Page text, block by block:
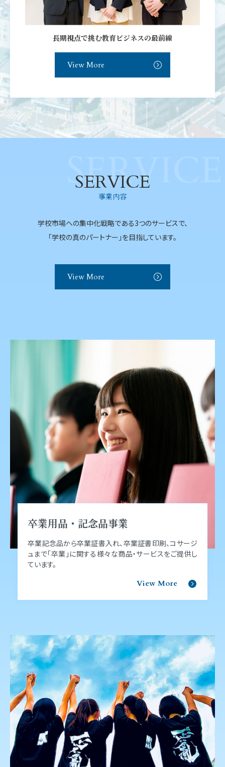
長期視点で挑む教育ビジネスの最前線
View More
SERVICE
SERVICE
事業内容
学校市場への集中化戦略である3つのサービスで、
「学校の真のパートナー」を目指しています。
View More
卒業用品・記念品事業
卒業記念品から卒業証書⼊れ、卒業証書印刷、コサージ
ュまで「卒業」に関する様々な商品‧サービスをご提供し
ています。
View More